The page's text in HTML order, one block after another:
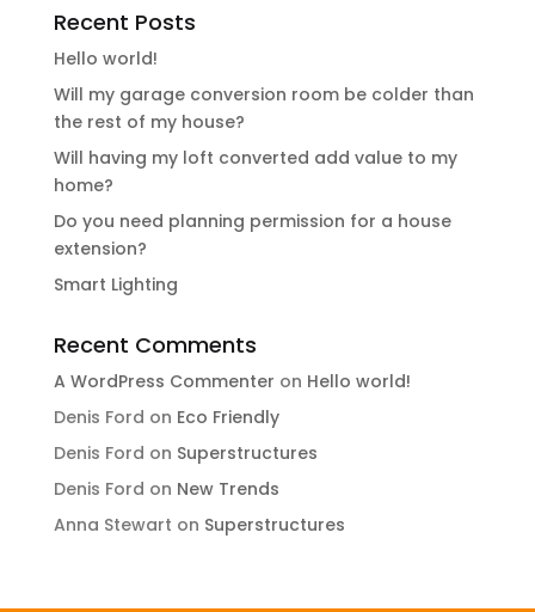
Recent Posts
Hello world!
Will my garage conversion room be colder than
the rest of my house?
Will having my loft converted add value to my
home?
Do you need planning permission for a house
extension?
Smart Lighting
Recent Comments
A WordPress Commenter on Hello world!
Denis Ford on Eco Friendly
Denis Ford on Superstructures
Denis Ford on New Trends
Anna Stewart on Superstructures